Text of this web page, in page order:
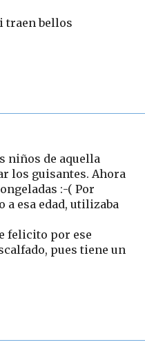
traen bellos
niños de aquella
los guisantes. Ahora
:-( Por
a esa edad, utilizaba
felicito por ese
pues tiene un